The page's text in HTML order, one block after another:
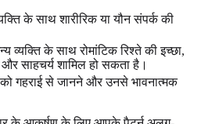
के साथ शारीरिक या यौन संपर्क की
व्यक्ति के साथ रोमांटिक रिश्ते की इच्छा,
साहचर्य शामिल हो सकता है।
गहराई से जानने और उनसे भावनात्मक